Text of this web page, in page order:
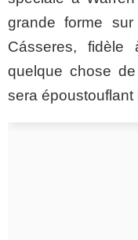
grande forme
Cásseres,
quelque chose
sera